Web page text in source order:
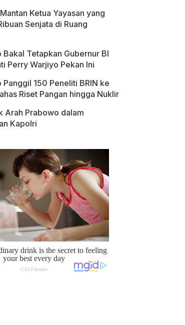
Ketua Yayasan yang
Senjata di Ruang
Bakal Tetapkan Gubernur BI
Perry Warjiyo Pekan Ini
Panggil 150 Peneliti BRIN ke
Riset Pangan hingga Nuklir
Arah Prabowo dalam
Kapolri